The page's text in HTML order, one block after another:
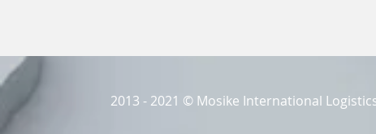
2013 - 2021 © Mosike International